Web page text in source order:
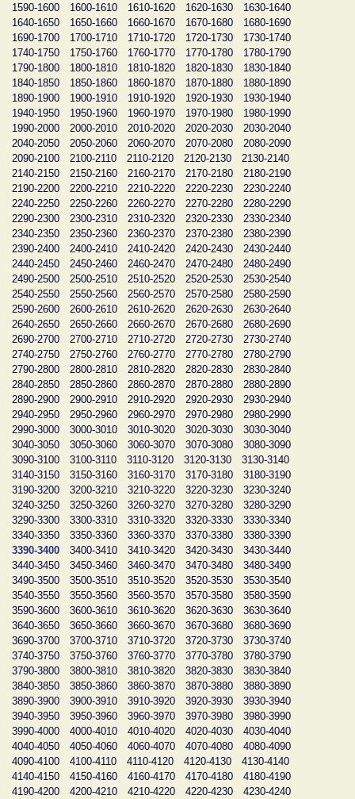
1590-1600 1600-1610 1610-1620 1620-1630
1630-1640
1640-1650
1650-1660 1660-1670 1670-1680
1680-1690
1690-1700
1700-1710 1710-1720 1720-1730
1730-1740
1740-1750
1750-1760 1760-1770 1770-1780
1780-1790
1790-1800
1800-1810 1810-1820 1820-1830
1830-1840
1840-1850
1850-1860 1860-1870 1870-1880
1880-1890
1890-1900
1900-1910 1910-1920 1920-1930
1930-1940
1940-1950
1950-1960 1960-1970 1970-1980
1980-1990
1990-2000
2000-2010 2010-2020 2020-2030
2030-2040
2040-2050
2050-2060 2060-2070 2070-2080
2080-2090
2090-2100
2100-2110 2110-2120 2120-2130
2130-2140
2140-2150
2150-2160 2160-2170 2170-2180
2180-2190
2190-2200
2200-2210 2210-2220 2220-2230
2230-2240
2240-2250
2250-2260 2260-2270 2270-2280
2280-2290
2290-2300
2300-2310 2310-2320 2320-2330
2330-2340
2340-2350
2350-2360 2360-2370 2370-2380
2380-2390
2390-2400
2400-2410 2410-2420 2420-2430
2430-2440
2440-2450
2450-2460 2460-2470 2470-2480
2480-2490
2490-2500
2500-2510 2510-2520 2520-2530
2530-2540
2540-2550
2550-2560 2560-2570 2570-2580
2580-2590
2590-2600
2600-2610 2610-2620 2620-2630
2630-2640
2640-2650
2650-2660 2660-2670 2670-2680
2680-2690
2690-2700
2700-2710 2710-2720 2720-2730
2730-2740
2740-2750
2750-2760 2760-2770 2770-2780
2780-2790
2790-2800
2800-2810 2810-2820 2820-2830
2830-2840
2840-2850
2850-2860 2860-2870 2870-2880
2880-2890
2890-2900
2900-2910 2910-2920 2920-2930
2930-2940
2940-2950
2950-2960 2960-2970 2970-2980
2980-2990
2990-3000
3000-3010 3010-3020 3020-3030
3030-3040
3040-3050
3050-3060 3060-3070 3070-3080
3080-3090
3090-3100
3100-3110 3110-3120 3120-3130
3130-3140
3140-3150
3150-3160 3160-3170 3170-3180
3180-3190
3190-3200
3200-3210 3210-3220 3220-3230
3230-3240
3240-3250
3250-3260 3260-3270 3270-3280
3280-3290
3290-3300
3300-3310 3310-3320 3320-3330
3330-3340
3340-3350
3350-3360 3360-3370 3370-3380
3380-3390
3390-3400
3400-3410 3410-3420 3420-3430
3430-3440
3440-3450
3450-3460 3460-3470 3470-3480
3480-3490
3490-3500
3500-3510 3510-3520 3520-3530
3530-3540
3540-3550
3550-3560 3560-3570 3570-3580
3580-3590
3590-3600
3600-3610 3610-3620 3620-3630
3630-3640
3640-3650
3650-3660 3660-3670 3670-3680
3680-3690
3690-3700
3700-3710 3710-3720 3720-3730
3730-3740
3740-3750
3750-3760 3760-3770 3770-3780
3780-3790
3790-3800
3800-3810 3810-3820 3820-3830
3830-3840
3840-3850
3850-3860 3860-3870 3870-3880
3880-3890
3890-3900
3900-3910 3910-3920 3920-3930
3930-3940
3940-3950
3950-3960 3960-3970 3970-3980
3980-3990
3990-4000
4000-4010 4010-4020 4020-4030
4030-4040
4040-4050
4050-4060 4060-4070 4070-4080
4080-4090
4090-4100
4100-4110 4110-4120 4120-4130
4130-4140
4140-4150
4150-4160 4160-4170 4170-4180
4180-4190
4190-4200
4200-4210 4210-4220 4220-4230
4230-4240